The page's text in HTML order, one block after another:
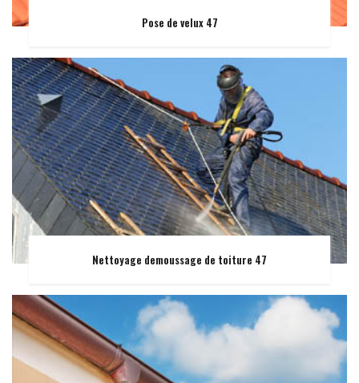
Pose de velux 47
Nettoyage demoussage de toiture 47